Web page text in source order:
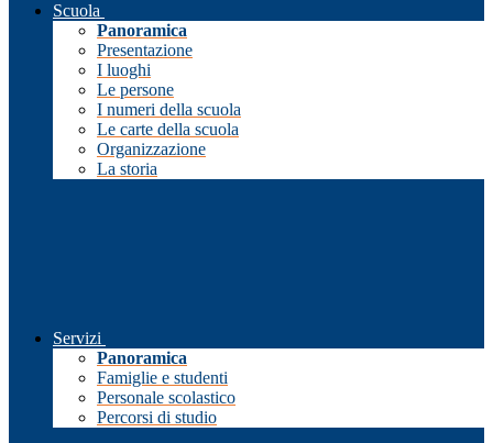
Scuola
Panoramica
Presentazione
I luoghi
Le persone
I numeri della scuola
Le carte della scuola
Organizzazione
La storia
Servizi
Panoramica
Famiglie e studenti
Personale scolastico
Percorsi di studio